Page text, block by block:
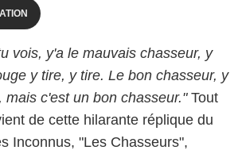
vois, y'a le mauvais chasseur, y
y tire, y tire. Le bon chasseur, y
mais c'est un bon chasseur."Tout
de cette hilarante réplique du
Inconnus, "Les Chasseurs",